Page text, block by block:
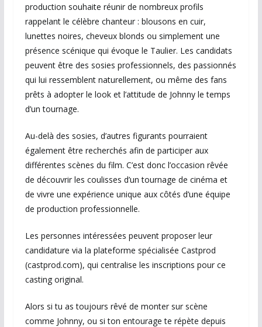
production souhaite réunir de nombreux profils
rappelant le célèbre chanteur : blousons en cuir,
lunettes noires, cheveux blonds ou simplement une
présence scénique qui évoque le Taulier. Les candidats
peuvent être des sosies professionnels, des passionnés
qui lui ressemblent naturellement, ou même des fans
prêts à adopter le look et l’attitude de Johnny le temps
d’un tournage.
Au-delà des sosies, d’autres figurants pourraient
également être recherchés afin de participer aux
différentes scènes du film. C’est donc l’occasion rêvée
de découvrir les coulisses d’un tournage de cinéma et
de vivre une expérience unique aux côtés d’une équipe
de production professionnelle.
Les personnes intéressées peuvent proposer leur
candidature via la plateforme spécialisée Castprod
(castprod.com), qui centralise les inscriptions pour ce
casting original.
Alors si tu as toujours rêvé de monter sur scène
comme Johnny, ou si ton entourage te répète depuis